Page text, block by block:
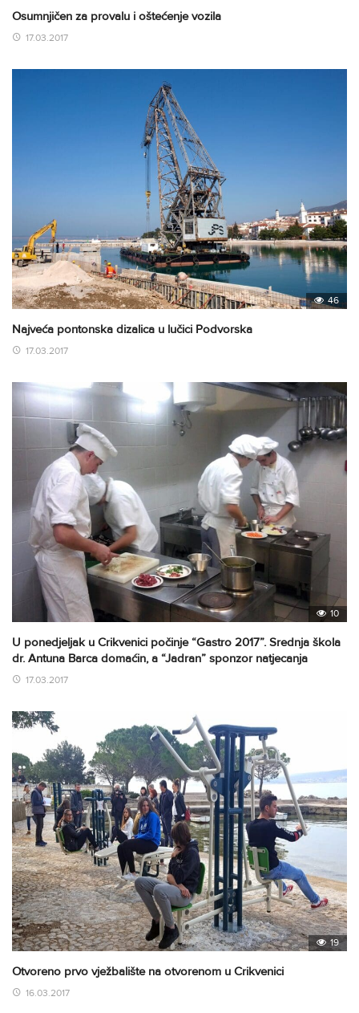
Osumnjičen za provalu i oštećenje vozila
17.03.2017
46
Najveća pontonska dizalica u lučici Podvorska
17.03.2017
10
U ponedjeljak u Crikvenici počinje “Gastro 2017”. Srednja škola
dr. Antuna Barca domaćin, a “Jadran” sponzor natjecanja
17.03.2017
19
Otvoreno prvo vježbalište na otvorenom u Crikvenici
16.03.2017